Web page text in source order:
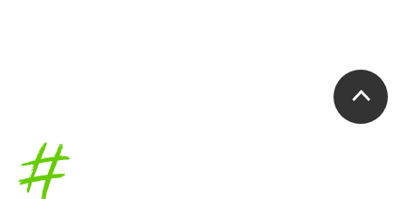
Accueil